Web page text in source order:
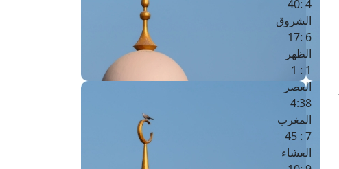
4 :40
الشروق
6 :17
الظهر
1 : 1
العصر
4:38
المغرب
7 : 45
العشاء